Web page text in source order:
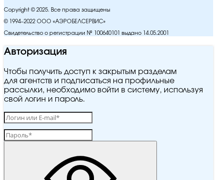
Copyright © 2025. Все права защищены
© 1994–2022 ООО «АЭРОБЕЛСЕРВИС»
Свидетельство о регистрации № 100640101 выдано 14.05.2001
Авторизация
Чтобы получить доступ к закрытым разделам
для агентств и подписаться на профильные
рассылки, необходимо войти в систему, используя
свой логин и пароль.